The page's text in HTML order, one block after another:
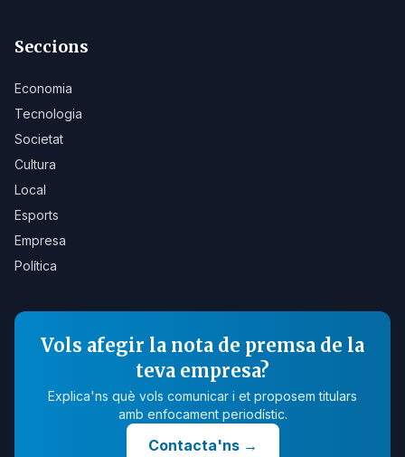
Seccions
Economia
Tecnologia
Societat
Cultura
Local
Esports
Empresa
Política
Vols afegir la nota de premsa de la
teva empresa?
Explica'ns què vols comunicar i et proposem titulars
amb enfocament periodístic.
Contacta'ns→